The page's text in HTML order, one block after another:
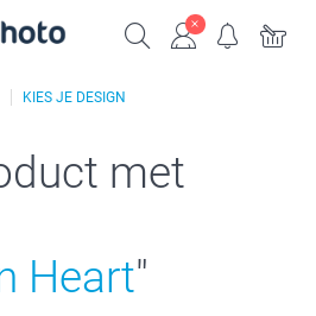
KIES JE DESIGN
met
Heart"